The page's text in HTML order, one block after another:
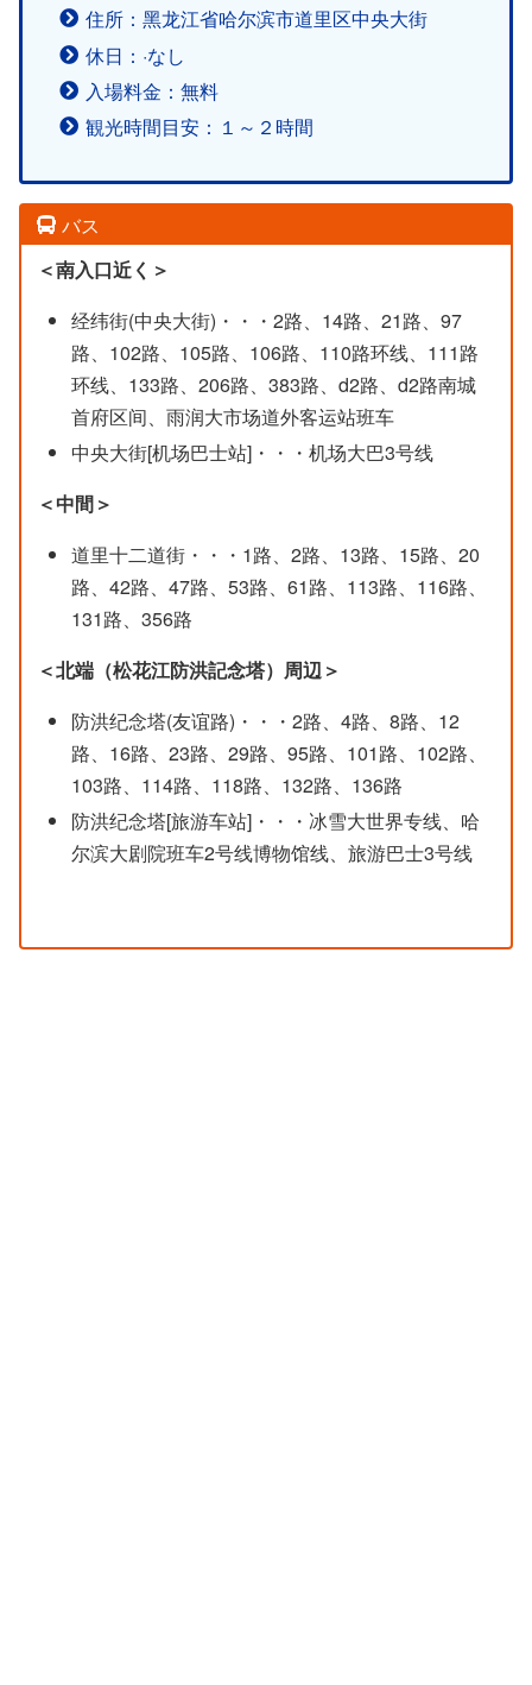
住所：黑龙江省哈尔滨市道里区中央大街
休日：·なし
入場料金：無料
観光時間目安：１～２時間
バス
＜南入口近く＞
经纬街(中央大街)・・・2路、14路、21路、97
路、102路、105路、106路、110路环线、111路
环线、133路、206路、383路、d2路、d2路南城
首府区间、雨润大市场道外客运站班车
中央大街[机场巴士站]・・・机场大巴3号线
＜中間＞
道里十二道街・・・1路、2路、13路、15路、20
路、42路、47路、53路、61路、113路、116路、
131路、356路
＜北端（松花江防洪記念塔）周辺＞
防洪纪念塔(友谊路)・・・2路、4路、8路、12
路、16路、23路、29路、95路、101路、102路、
103路、114路、118路、132路、136路
防洪纪念塔[旅游车站]・・・冰雪大世界专线、哈
尔滨大剧院班车2号线博物馆线、旅游巴士3号线